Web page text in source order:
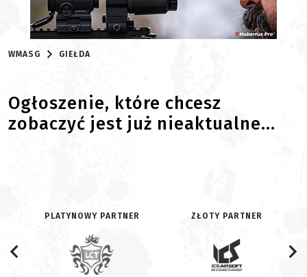
WMASG GIEŁDA
Ogłoszenie, które chcesz
zobaczyć jest już nieaktualne...
PLATYNOWY PARTNER ZŁOTY PARTNER